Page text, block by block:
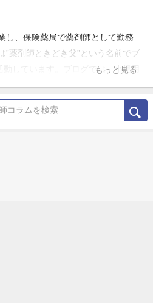
し、保険薬局で薬剤師として勤務
”薬剤師ときどき父”という名前でブ
動しています。ブログでは、小児用
感想・製剤的な特徴を中心に紹介し
もっと見る